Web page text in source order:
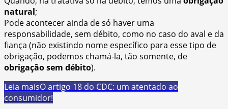
natural;
Pode acontecer ainda de só haver uma
responsabilidade, sem débito, como no caso do aval e da
fiança (não existindo nome específico para esse tipo de
obrigação, podemos chamá-la, tão somente, de
obrigação sem débito).
Leia maisO artigo 18 do CDC: um atentado ao
consumidor!